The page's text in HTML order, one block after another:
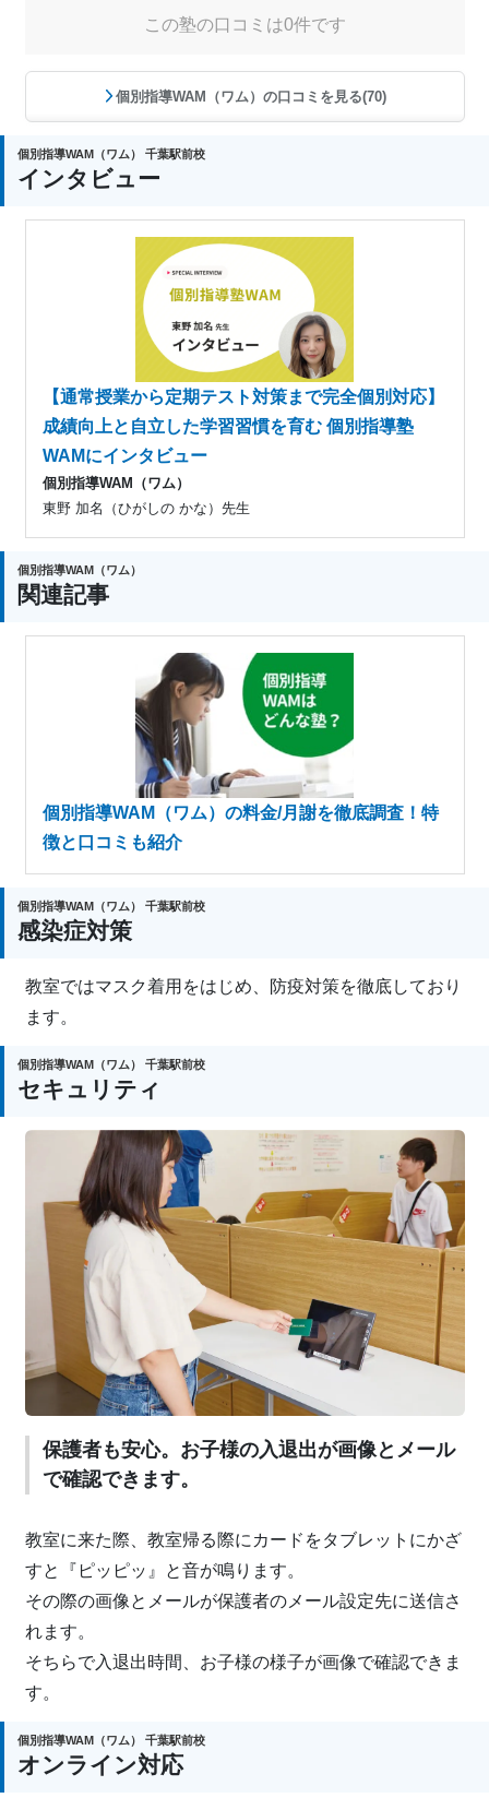
この塾の口コミは0件です
個別指導WAM（ワム）の口コミを見る(70)
個別指導WAM（ワム） 千葉駅前校
インタビュー
【通常授業から定期テスト対策まで完全個別対応】
成績向上と自立した学習習慣を育む 個別指導塾
WAMにインタビュー
個別指導WAM（ワム）
東野 加名（ひがしの かな）先生
個別指導WAM（ワム）
関連記事
個別指導WAM（ワム）の料金/月謝を徹底調査！特
徴と口コミも紹介
個別指導WAM（ワム） 千葉駅前校
感染症対策
教室ではマスク着用をはじめ、防疫対策を徹底しており
ます。
個別指導WAM（ワム） 千葉駅前校
セキュリティ
保護者も安心。お子様の入退出が画像とメール
で確認できます。
教室に来た際、教室帰る際にカードをタブレットにかざ
すと『ピッピッ』と音が鳴ります。
その際の画像とメールが保護者のメール設定先に送信さ
れます。
そちらで入退出時間、お子様の様子が画像で確認できま
す。
個別指導WAM（ワム） 千葉駅前校
オンライン対応